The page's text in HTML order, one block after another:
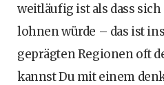
weitläufig ist als dass
lohnen würde – das ist
geprägten Regionen oft
kannst Du mit einem